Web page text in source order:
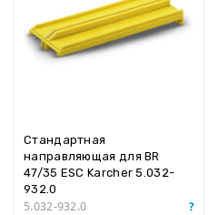
Стандартная
направляющая для BR
47/35 ESC Karcher 5.032-
932.0
5.032-932.0